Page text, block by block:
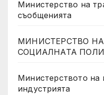
Министерство на
съобщенията
МИНИСТЕРСТВО
СОЦИАЛНАТА
Министерството на
индустрията